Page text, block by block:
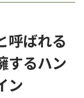
呼ばれる
するハン
ン